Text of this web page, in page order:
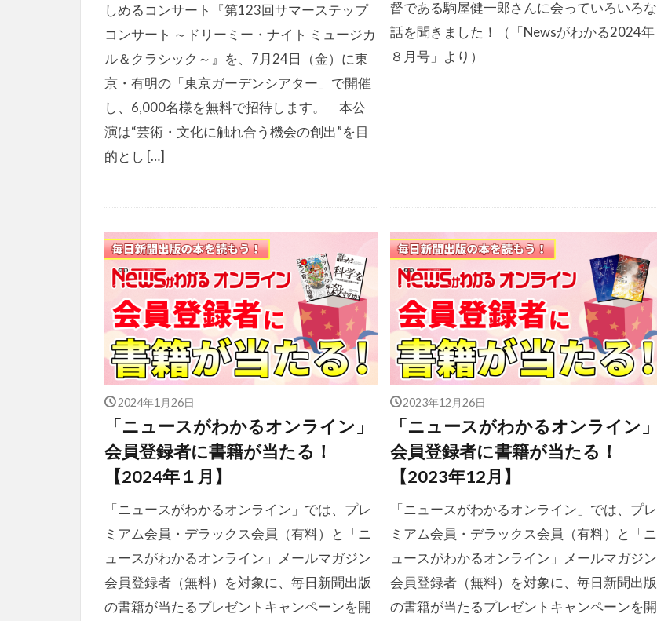
しめるコンサート『第123回サマーステップ
コンサート ～ドリーミー・ナイト ミュージカ
ル＆クラシック～』を、7月24日（金）に東
京・有明の「東京ガーデンシアター」で開催
し、6,000名様を無料で招待します。 本公
演は“芸術・文化に触れ合う機会の創出”を目
的とし […]
督である駒屋健一郎さんに会っていろいろな
話を聞きました！（「Newsがわかる2024年
８月号」より）
2024年1月26日
「ニュースがわかるオンライン」
会員登録者に書籍が当たる！
【2024年１月】
「ニュースがわかるオンライン」では、プレ
ミアム会員・デラックス会員（有料）と「ニ
ュースがわかるオンライン」メールマガジン
会員登録者（無料）を対象に、毎日新聞出版
の書籍が当たるプレゼントキャンペーンを開
2023年12月26日
「ニュースがわかるオンライン」
会員登録者に書籍が当たる！
【2023年12月】
「ニュースがわかるオンライン」では、プレ
ミアム会員・デラックス会員（有料）と「ニ
ュースがわかるオンライン」メールマガジン
会員登録者（無料）を対象に、毎日新聞出版
の書籍が当たるプレゼントキャンペーンを開